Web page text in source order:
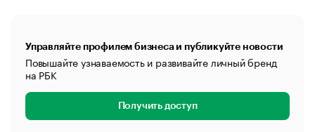
Управляйте профилем бизнеса и публикуйте новости
Повышайте узнаваемость и развивайте личный бренд
на РБК
Получить доступ